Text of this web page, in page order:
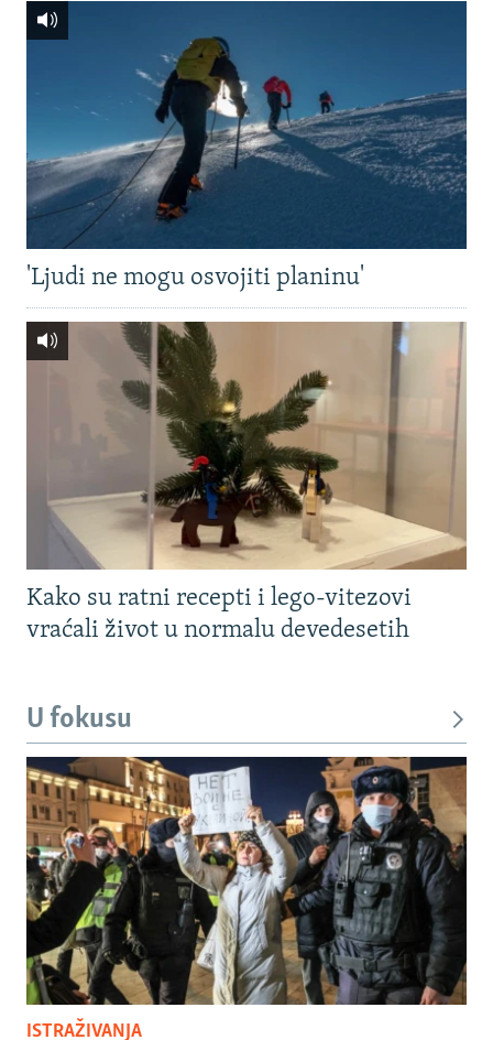
'Ljudi ne mogu osvojiti planinu'
Kako su ratni recepti i lego-vitezovi
vraćali život u normalu devedesetih
U fokusu
ISTRAŽIVANJA